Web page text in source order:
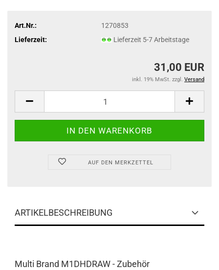
Art.Nr.:
1270853
Lieferzeit:
Lieferzeit 5-7 Arbeitstage
31,00 EUR
inkl. 19% MwSt. zzgl. Versand
AUF DEN MERKZETTEL
ARTIKELBESCHREIBUNG
Multi Brand M1DHDRAW - Zubehör